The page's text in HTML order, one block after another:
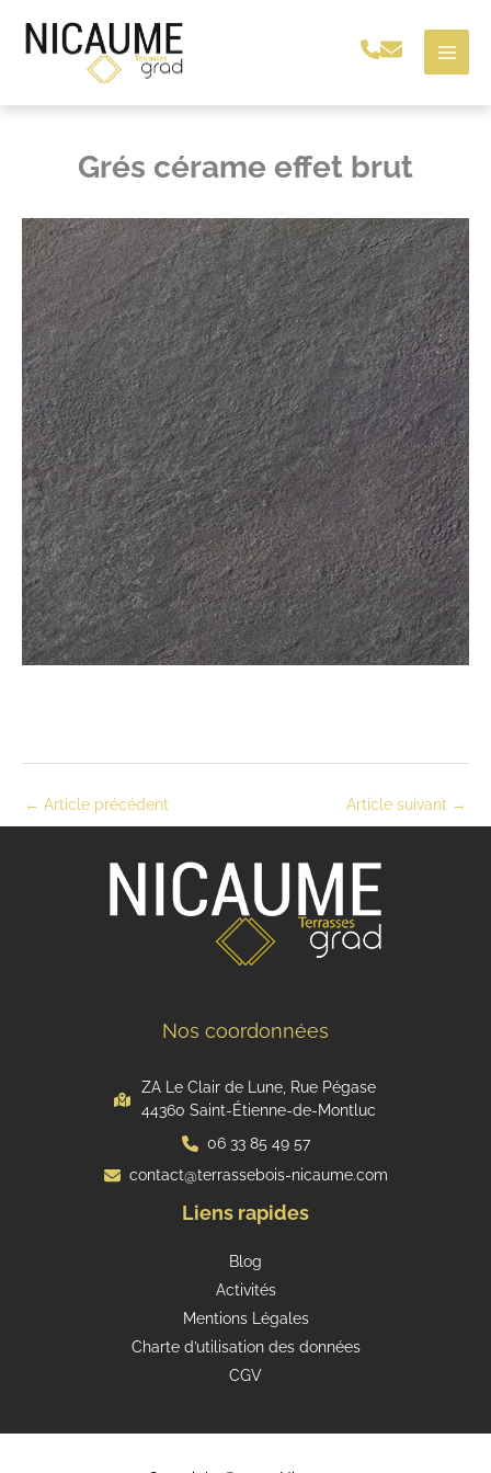
Grés cérame effet brut
← Article précédent Article suivant →
Nos coordonnées
ZA Le Clair de Lune, Rue Pégase
44360 Saint-Étienne-de-Montluc
06 33 85 49 57
contact@terrassebois-nicaume.com
Liens rapides
Blog
Activités
Mentions Légales
Charte d’utilisation des données
CGV